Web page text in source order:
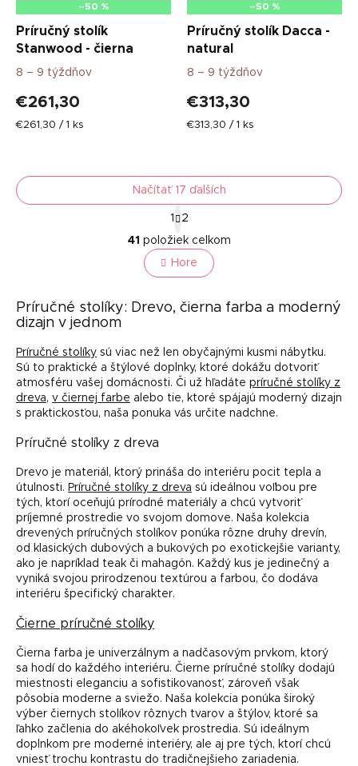
–50 %
Príručný stolík
Stanwood - čierna
8 – 9 týždňov
€261,30
Jednotková
€261,30 / 1 ks
–50 %
Príručný stolík Dacca -
natural
8 – 9 týždňov
€313,30
Jednotková
€313,30 / 1 ks
O
v
l
á
a
e
p
r
v
k
p
i
s
u
Načítať 17 ďalších
t
r
á
n
k
v
e
1
2
41 položiek celkom
Hore
Príručné stolíky: Drevo, čierna farba a moderný
dizajn v jednom
Príručné stolíky sú viac než len obyčajnými kusmi nábytku.
Sú to praktické a štýlové doplnky, ktoré dokážu dotvoriť
atmosféru vašej domácnosti. Či už hľadáte príručné stolíky z
dreva, v čiernej farbe alebo tie, ktoré spájajú moderný dizajn
s praktickosťou, naša ponuka vás určite nadchne.
Príručné stolíky z dreva
Drevo je materiál, ktorý prináša do interiéru pocit tepla a
útulnosti. Príručné stolíky z dreva sú ideálnou voľbou pre
tých, ktorí oceňujú prírodné materiály a chcú vytvoriť
príjemné prostredie vo svojom domove. Naša kolekcia
drevených príručných stolíkov ponúka rôzne druhy drevín,
od klasických dubových a bukových po exotickejšie varianty,
ako je napríklad teak či mahagón. Každý kus je jedinečný a
vyniká svojou prirodzenou textúrou a farbou, čo dodáva
interiéru špecifický charakter.
Čierne príručné stolíky
Čierna farba je univerzálnym a nadčasovým prvkom, ktorý
sa hodí do každého interiéru. Čierne príručné stolíky dodajú
miestnosti eleganciu a sofistikovanosť, zároveň však
pôsobia moderne a sviežo. Naša kolekcia ponúka široký
výber čiernych stolíkov rôznych tvarov a štýlov, ktoré sa
ľahko začlenia do akéhokoľvek prostredia. Sú ideálnym
doplnkom pre moderné interiéry, ale aj pre tých, ktorí chcú
vniesť trochu kontrastu do tradičnejšieho zariadenia.